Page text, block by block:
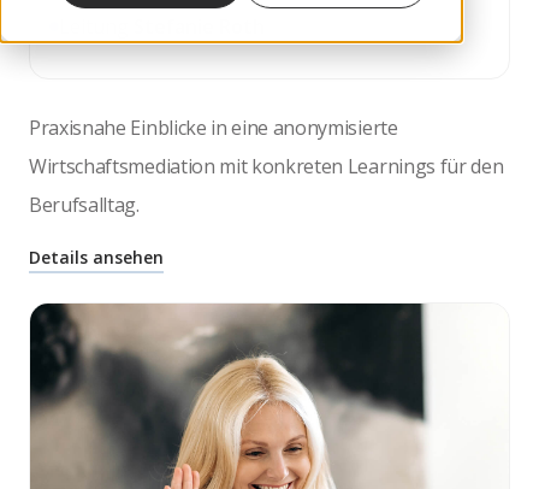
Praxisnahe Einblicke in eine anonymisierte
Wirtschaftsmediation mit konkreten Learnings für den
Berufsalltag.
Details ansehen